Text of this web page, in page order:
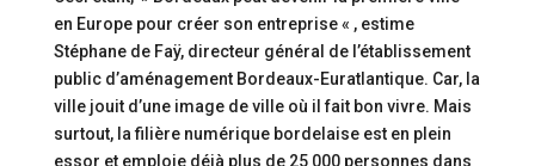
en Europe pour créer son entreprise « , estime
Stéphane de Faÿ, directeur général de l’établissement
public d’aménagement Bordeaux-Euratlantique. Car, la
ville jouit d’une image de ville où il fait bon vivre. Mais
surtout, la filière numérique bordelaise est en plein
essor et emploie déjà plus de 25 000 personnes dans